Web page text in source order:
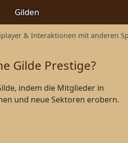
Gilden
& Interaktionen mit anderen
Gilde Prestige?
indem die Mitglieder in
und neue Sektoren erobern.